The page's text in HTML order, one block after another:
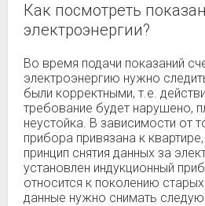
Как посмотреть
электроэнергии?
Во время подачи показаний
электроэнергию нужно
были корректными, т.е.
требование будет нарушено,
неустойка. В зависимости от
прибора привязана к
принцип снятия данных за
установлен индукционный
относится к поколению
данные нужно снимать